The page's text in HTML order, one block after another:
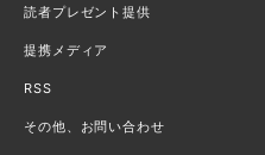
読者プレゼント提供
提携メディア
RSS
その他、お問い合わせ